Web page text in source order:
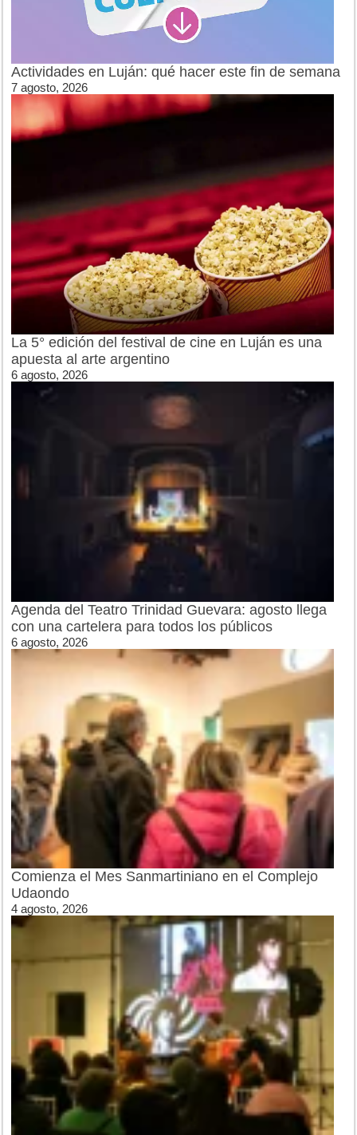
Actividades en Luján: qué hacer este fin de semana
7 agosto, 2026
La 5° edición del festival de cine en Luján es una
apuesta al arte argentino
6 agosto, 2026
Agenda del Teatro Trinidad Guevara: agosto llega
con una cartelera para todos los públicos
6 agosto, 2026
Comienza el Mes Sanmartiniano en el Complejo
Udaondo
4 agosto, 2026